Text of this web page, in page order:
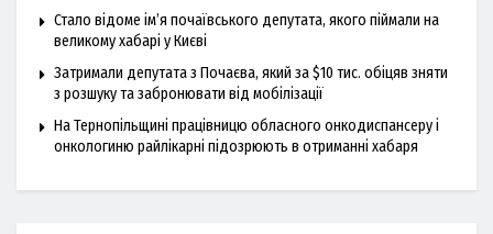
Стало відоме ім’я почаївського депутата, якого піймали на
великому хабарі у Києві
Затримали депутата з Почаєва, який за $10 тис. обіцяв зняти
з розшуку та забронювати від мобілізації
На Тернопільщині працівницю обласного онкодиспансеру і
онкологиню райлікарні підозрюють в отриманні хабаря